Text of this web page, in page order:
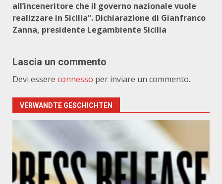
all’inceneritore che il governo nazionale vuole
realizzare in Sicilia”. Dichiarazione di Gianfranco
Zanna, presidente Legambiente Sicilia
Lascia un commento
Devi essere connesso per inviare un commento.
VERWANDTE GESCHICHTEN